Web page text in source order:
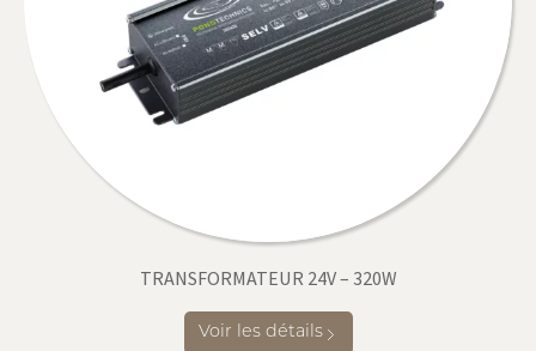
TRANSFORMATEUR 24V – 320W
Voir les détails